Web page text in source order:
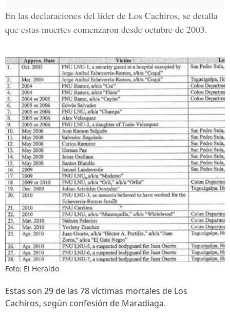
En las declaraciones del líder de Los Cachiros, se detalla
que estas muertes comenzaron desde octubre de 2003.
Foto: El Heraldo
Estas son 29 de las 78 víctimas mortales de Los
Cachiros, según confesión de Maradiaga.